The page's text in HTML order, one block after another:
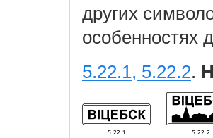
других
особенностях
5.22.1, 5.22.2.